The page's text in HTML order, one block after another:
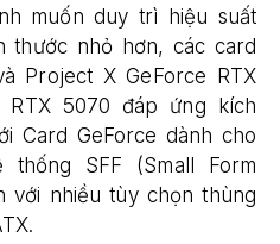
muốn duy trì hiệu suất
thước nhỏ hơn, các card
Project X GeForce RTX
5070 đáp ứng kích
Card GeForce dành cho
SFF (Small Form
với nhiều tùy chọn thùng